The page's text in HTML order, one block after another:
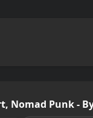
Nomad Punk -